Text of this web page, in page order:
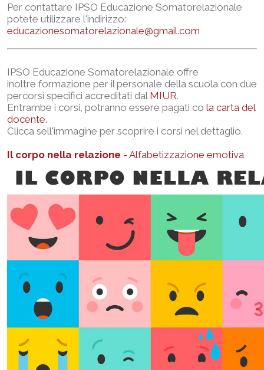
Per contattare IPSO Educazione Somatorelazionale
potete utilizzare l'indirizzo:
educazionesomatorelazionale@gmail.com
IPSO Educazione Somatorelazionale offre
inoltre formazione per il personale della scuola con due
percorsi specifici accreditati dal MIUR.
Entrambe i corsi, potranno essere pagati co la carta del
docente.
Clicca sell'immagine per scoprire i corsi nel dettaglio.
Il corpo nella relazione - Alfabetizzazione emotiva